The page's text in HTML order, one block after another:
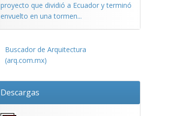
proyecto que dividió a Ecuador y terminó
envuelto en una tormen...
Buscador de Arquitectura
(arq.com.mx)
Descargas